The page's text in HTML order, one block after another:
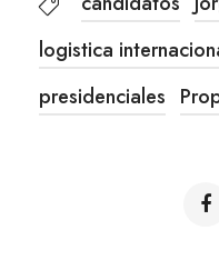
logistica
presidenciales